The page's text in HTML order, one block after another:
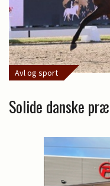
Avl og sport
Solide danske